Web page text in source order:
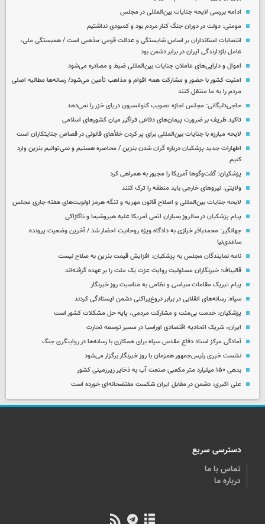
ادامه بررسی لایحه جنایات بین‌المللی در مجلس
مومنی: دولت در دوران جنگ کنار مردم بود و کمبودی نداشتیم
انتصابات استانداران بر اساس شایستگی و عدالت قومی-مذهبی است / همبستگی ملی،
عامل بازدارندگی ایران در برابر دشمن بود
اموال و دارایی‌های عاملان جنایات بین‌المللی ضبط و مصادره می‌شود
امنیت کشور با حضور و مشارکت همه اقوام و مذاهب تأمین می‌شود/ رسانه‌ها مطالبه اصلی
مردم را به ما منتقل کنند
حاجی‌دلیگانی: مجلس اجازه تصویب کنوانسیون دریای خزر را نمی‌دهد
تاکید ظریف بر ضرورت پیمان‌های دفاعی فراگیر میان کشورهای اسلامی
لایحه مبارزه با جنایات بین‌المللی برای پر کردن خلأهای قانونی در قصاص جنایتکاران است
اظهارات جدید پزشکیان درباره گران شدن بنزین / محاصره هستیم و نمی‌توانیم بنزین وارد
کنیم
پزشکیان: گفت‌وگوها آمریکا را مجبور به همراهی کرد
ولایتی: نیروهای خارجی باید منطقه را ترک کنند
لایحه جنایات بین‌المللی و اصلاح قانون مهریه و تنگه هرمز اولویت‌های هفته جاری مجلس
پیام پزشکیان در سالروز بمباران اتمی آمریکا علیه هیروشیما و ناگازاکی
جهانگیر: محمدباقر خرازی به دادگاه ویژه روحانیت احضار شد / آخرین وضعیت پرونده
ساعدی‌نیا
نامه نمایندگان مجلس به پزشکیان: افزایش قیمت بنزین به صلاح نیست
قالیباف: خبرنگاران مسئولیت روایت عزت یک ملت را بر عهده گرفته‌اند
پیام تبریک مقامات سیاسی و نظامی به مناسبت روز خبرنگار
سپاه: رسانه‌های انقلابی در برابر دروغ‌پراکنی دشمن ایستادگی کردند
پزشکیان: خدمت بی‌منت و مشارکت مردمی، پایه حل مشکلات کشور است
ایران، شریک اتحادیه اقتصادی اوراسیا در مسیر توسعه تجارت
آمادگی مرکز اسناد دفاع مقدس سپاه برای همکاری با رسانه‌ها در روایتگری جنگ
نشست خبری رئیس‌جمهور همزمان با روز خبرنگار برگزار می‌شود
بدهی ۱۵۰ میلیارد متر مکعبی صنعت آب به ذخایر زیرزمینی کشور
علی اکبری: دشمن در مقابل ایران شکست مفتضحانه‌ای خورده است
دسترسی سریع
تماس با ما
درباره ما